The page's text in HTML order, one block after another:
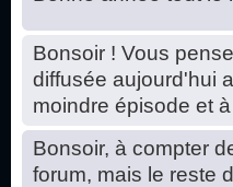
Bonsoir ! Vous
diffusée aujourd'hui
moindre épisode et
Bonsoir, à compter
forum, mais le reste